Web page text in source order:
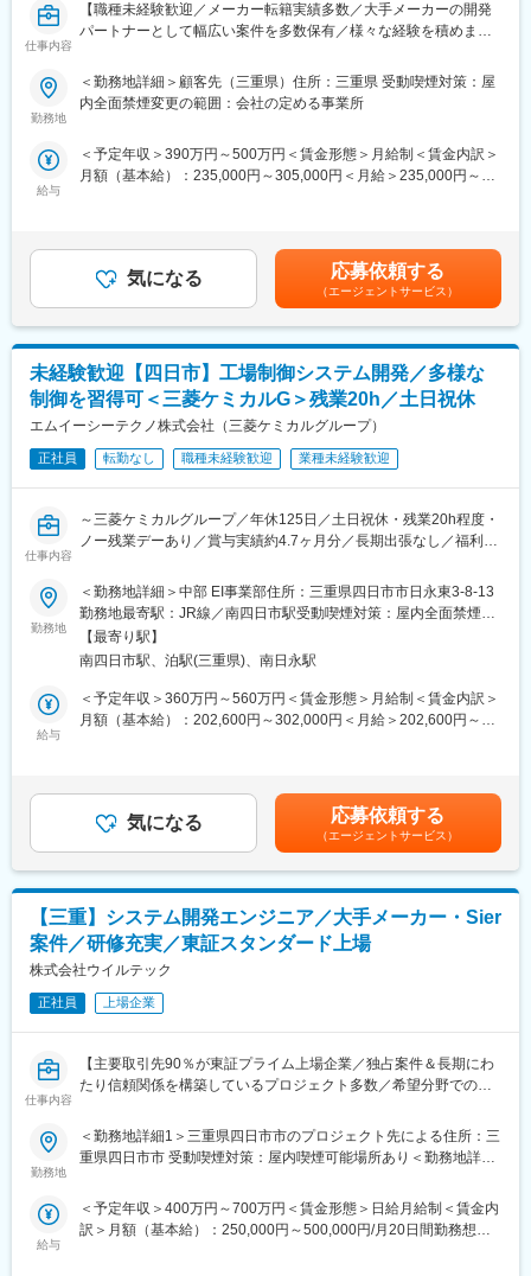
変更の範囲：当社及び当社が派遣契約締結している派遣先業務全
証
＜IT系＞
・メーカー向け基幹システム開発案件
・次世代 FX取引システム構築
・RPAを用いたロボット開発
・プロダクトの機能開発、運用保守
・AWSを用いたインフラ運用・構築
・セキュリティコンサル業務支援
…など他にも多数あります。
■当社の強み：
上場企業であるnmsホールディングスのグループ会社であり、技
術系に特化した人材サービス企業親会社に製造派遣の「日本マニ
ュファクチャリングサービス社」、グループ企業にEMS（エレク
トロニクス・マニュファクチャリング・サービス）事業の「TKR
社」「志摩電子工業社」、PS（パワーサプライ）事業の「パワー
し、教育・定着・帰国後支援を組み合わせた好循環サイクルをつ
変更の範囲：会社の定める業務
仕事内容
【職種未経験歓迎／メーカー転籍実績多数／大手メーカーの開発
パートナーとして幅広い案件を多数保有／様々な経験を積めます
方歓迎】
・PLC・カメラを用いた車両映像管理（VMS）システムの内製化
開発
・PowerApps・Power Automateを活用した社内DXツールの開
発・運用支援
・所属チーム内での技術検証・PoC（技術検証）の実施
■使用ツール：
Python、MsOffice
■充実した教育制度／入社後のフォロー体制充実：
◇人事育成制度…これまでのご経験に応じた技術研修の実施や、
ご入社後も様々な研修の受講が可能です。未経験の方であって
ことでストレスレベルを把握するとともに必要に応じて関連部署
と連携し環境を改善。
った内容を可視化し、ご自身のスキルをいつでも見れる」体制を
構築しています。
■職場環境・魅力：
・平均残業時間：20時間程度
・別途、賞与年2回、各種手当（家族、赴任等）が支給
・充実の福利厚生
変更の範囲：会社の定める業務
勤務地
＜勤務地詳細＞顧客先（三重県）住所：三重県 受動喫煙対策：屋
内全面禁煙変更の範囲：会社の定める事業所
給与
＜予定年収＞390万円～500万円＜賃金形態＞月給制＜賃金内訳＞
月額（基本給）：235,000円～305,000円＜月給＞235,000円～
て上下する可能性があります。月給(月額)は固定手当を含めた表記
です。 気になる 応募依頼する
（エージェントサービス）
未経験歓迎【四日市】工場制御システム開発／多様な
制御を習得可＜三菱ケミカルG＞残業20h／土日祝休
エムイーシーテクノ株式会社（三菱ケミカルグループ）
正社員 転勤なし 職種未経験歓迎 業種未経験歓迎
仕事内容
～三菱ケミカルグループ／年休125日／土日祝休・残業20h程度・
ノー残業デーあり／賞与実績約4.7ヶ月分／長期出張なし／福利厚
ご入社いただいた方には、プラント制御システムの開発を担当い
ただきます。
※入社後早期に即戦力として活躍できるよう、上司や先輩社員がマ
ンツーマンで指導を行うOJT制度を取っています。
■業務内容：
工場やプラントなど大型産業用設備を対象としたFA(ファクトリー
※ゆくゆくは上記業務を全て担当いただきます。
※扱う案件のほとんどは外部のお客様になります。
■研修・育成体制等について：
社内に技術研修センターがあるなど、万全の教育体制が整ってい
ます。新人の場合1年～1年半近く導入研修をします。講習費用や
試験料の会社負担はもちろん取得による祝儀もあり、全社員が成
長出来る環境が整っています。
OJT制度：新入社員が早期に即戦力として活躍できるよう、上司
や先輩社員がマンツーマンで指導を行いサポート体制を取ってい
ます。
残業月平均20時間程度（月や案件により変動あり）
残業が少ない背景として、三菱ケミカルグループ全体で残業時間
事、月~金で完結する工事がほとんどである点に加えて、勤怠管理
の徹底（PCログがとられる→残業は１分単位で支給）やノー残業
勤務地
＜勤務地詳細＞中部 EI事業部住所：三重県四日市市日永東3-8-13
勤務地最寄駅：JR線／南四日市駅受動喫煙対策：屋内全面禁煙変
更の範囲：会社の定める事業所
【最寄り駅】
南四日市駅、泊駅(三重県)、南日永駅
給与
＜予定年収＞360万円～560万円＜賃金形態＞月給制＜賃金内訳＞
月額（基本給）：202,600円～302,000円＜月給＞202,600円～
約4.7ヶ月分（個人評価＋業績連動による）※業績賞与の支給あり
賃金はあくまでも目安の金額であり、選考を通じて上下する可能
性があります。月給(月額)は固定手当を含めた表記です。
気になる 応募依頼する
（エージェントサービス）
【三重】システム開発エンジニア／大手メーカー・Sier
案件／研修充実／東証スタンダード上場
株式会社ウイルテック
正社員 上場企業
仕事内容
【主要取引先90％が東証プライム上場企業／独占案件＆長期にわ
たり信頼関係を構築しているプロジェクト多数／希望分野での配
122日・プライベート重視の働き方◎】
■職務内容
ェクトにご参画いただけます。IT事業へ投資を強化し自社開発案
件も拡大しており、自らが主体者として幅広く活躍可能な環境で
勤務地
＜勤務地詳細1＞三重県四日市市のプロジェクト先による住所：三
重県四日市市 受動喫煙対策：屋内喫煙可能場所あり＜勤務地詳細
煙対策：屋内喫煙可能場所あり＜勤務地詳細3＞三重県鈴鹿市のプ
ロジェクト先による住所：三重県鈴鹿市 受動喫煙対策：屋内喫煙
給与
＜予定年収＞400万円～700万円＜賃金形態＞日給月給制＜賃金内
訳＞月額（基本給）：250,000円～500,000円/月20日間勤務想定